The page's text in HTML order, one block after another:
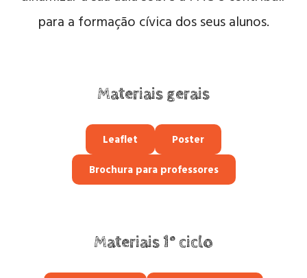
para a formação cívica dos seus alunos.
Materiais gerais
Leaflet
Poster
Brochura para professores
Materiais 1º ciclo